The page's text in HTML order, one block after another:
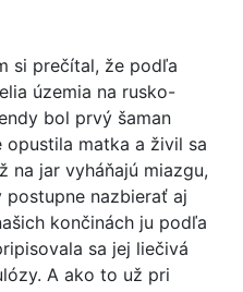
si prečítal, že podľa
územia na rusko-
bol prvý šaman
matka a živil sa
na jar vyháňajú miazgu,
nazbierať aj
končinách ju podľa
sa jej liečivá
A ako to už pri